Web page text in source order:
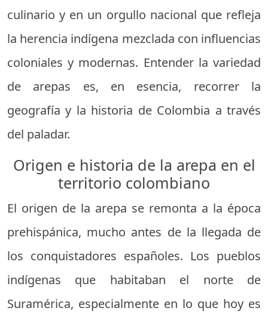
culinario y en un orgullo nacional que refleja
la herencia indígena mezclada con influencias
coloniales y modernas. Entender la variedad
de arepas es, en esencia, recorrer la
geografía y la historia de Colombia a través
del paladar.
Origen e historia de la arepa en el
territorio colombiano
El origen de la arepa se remonta a la época
prehispánica, mucho antes de la llegada de
los conquistadores españoles. Los pueblos
indígenas que habitaban el norte de
Suramérica, especialmente en lo que hoy es